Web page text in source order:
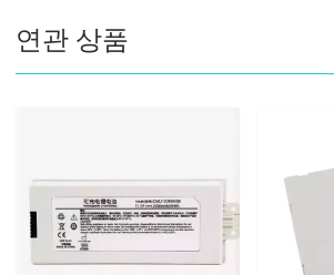
Focus
Ventilator
수
연관 상품